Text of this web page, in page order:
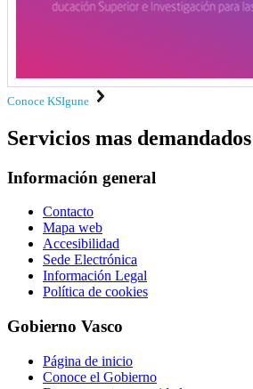
Conoce KSIgune
Servicios mas
Información general
Contacto
Mapa web
Accesibilidad
Sede Electrónica
Información Legal
Política de cookies
Gobierno Vasco
Página de inicio
Conoce el Gobierno